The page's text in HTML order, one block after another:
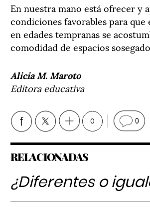
En nuestra mano está ofrecer y
condiciones favorables para que
en edades tempranas se
comodidad de espacios
Alicia M. Maroto
Editora educativa
0 0
RELACIONADAS
¿Diferentes o